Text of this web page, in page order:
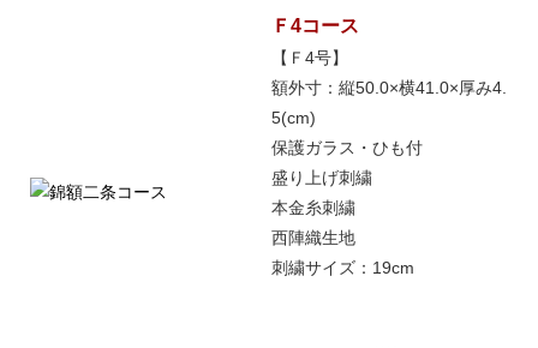
Ｆ4コース
【Ｆ4号】
額外寸：縦50.0×横41.0×厚み4.
5(cm)
保護ガラス・ひも付
盛り上げ刺繍
本金糸刺繍
西陣織生地
刺繍サイズ：19cm